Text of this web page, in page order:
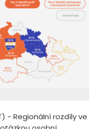
- Regionální rozdíly ve